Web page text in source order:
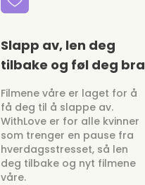
Slapp av, len deg
tilbake og føl deg bra
Filmene våre er laget for å
få deg til å slappe av.
WithLove er for alle kvinner
som trenger en pause fra
hverdagsstresset, så len
deg tilbake og nyt filmene
våre.